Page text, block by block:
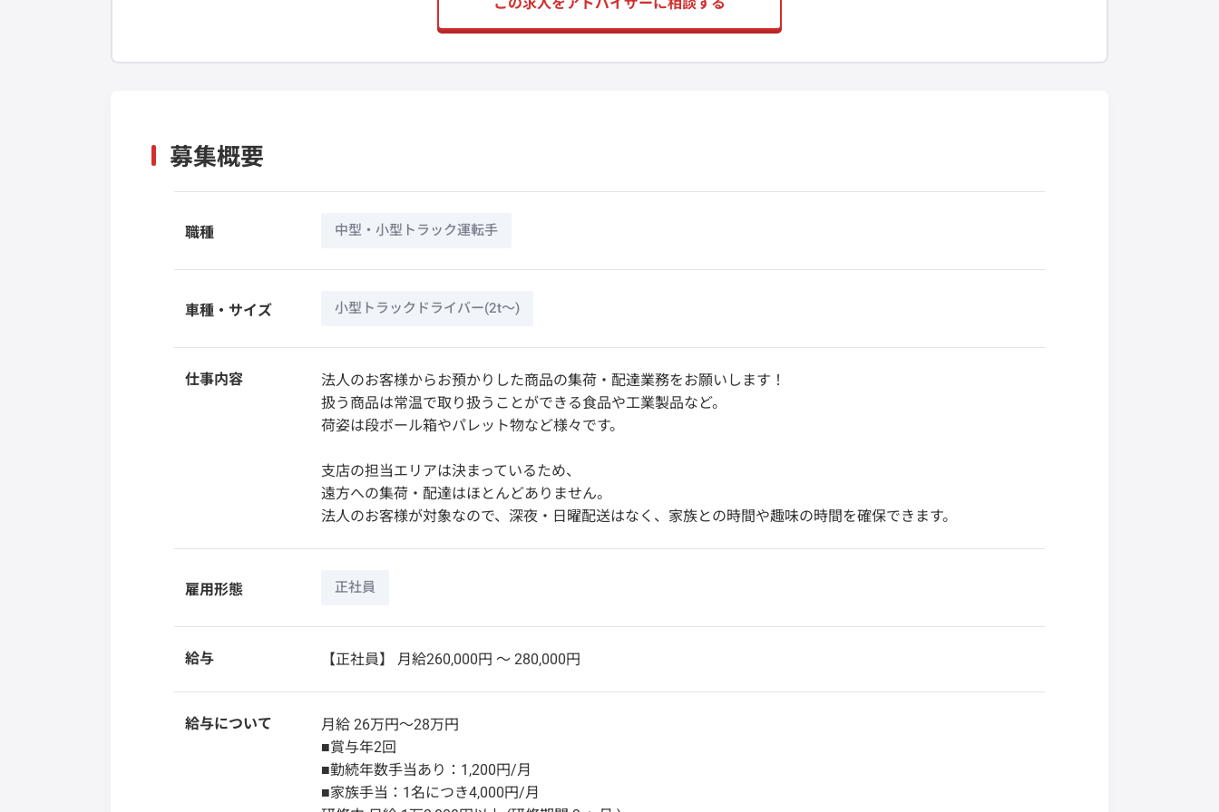
募集概要
職種 中型・小型トラック運転手
車種・サイズ 小型トラックドライバー(2t～)
仕事内容
法人のお客様からお預かりした商品の集荷・配達業務をお願いします！
扱う商品は常温で取り扱うことができる食品や工業製品など。
荷姿は段ボール箱やパレット物など様々です。
支店の担当エリアは決まっているため、
遠方への集荷・配達はほとんどありません。
法人のお客様が対象なので、深夜・日曜配送はなく、家族との時間や趣味の時間を確保できます。
雇用形態 正社員
給与 【正社員】 月給260,000円 〜 280,000円
給与について
月給 26万円～28万円
■賞与年2回
■勤続年数手当あり：1,200円/月
■家族手当：1名につき4,000円/月